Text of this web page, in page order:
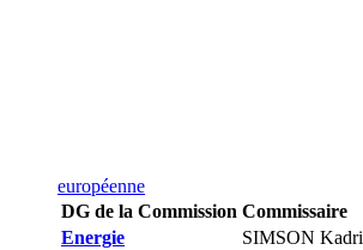
européenne
DG de la Commission Commissaire
Energie
SIMSON Kadri